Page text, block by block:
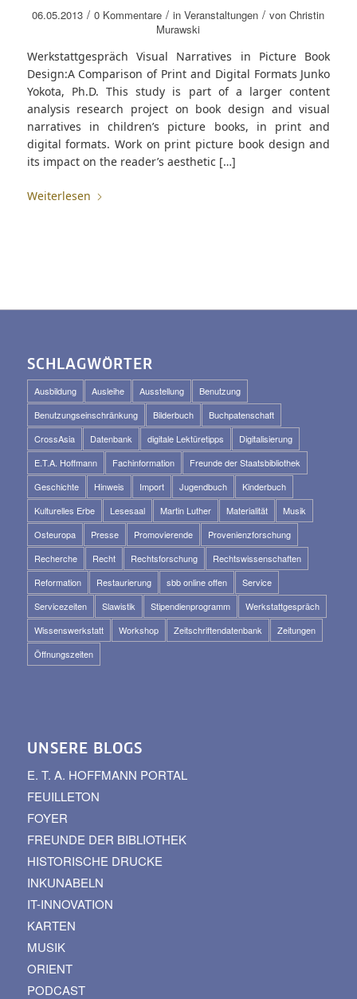
06.05.2013 / 0 Kommentare / inVeranstaltungen / vonChristin
Murawski
Werkstattgespräch Visual Narratives in Picture Book
Design:A Comparison of Print and Digital Formats Junko
Yokota, Ph.D. This study is part of a larger content
analysis research project on book design and visual
narratives in children’s picture books, in print and
digital formats. Work on print picture book design and
its impact on the reader’s aesthetic […]
Weiterlesen
SCHLAGWÖRTER
Ausbildung Ausleihe Ausstellung
Benutzung
Benutzungseinschränkung
Bilderbuch
Buchpatenschaft
CrossAsia
Datenbank digitale Lektüretipps
Digitalisierung
E.T.A. Hoffmann
Fachinformation
Freunde der Staatsbibliothek
Geschichte
Hinweis Import Jugendbuch
Kinderbuch
Kulturelles Erbe
Lesesaal Martin Luther Materialität
Musik
Osteuropa
Presse Promovierende
Provenienzforschung
Recherche
Recht Rechtsforschung
Rechtswissenschaften
Reformation
Restaurierung sbb online offen
Service
Servicezeiten
Slawistik Stipendienprogramm
Werkstattgespräch
Wissenswerkstatt
Workshop Zeitschriftendatenbank
Zeitungen
Öffnungszeiten
UNSERE BLOGS
E. T. A. HOFFMANN PORTAL
FEUILLETON
FOYER
FREUNDE DER BIBLIOTHEK
HISTORISCHE DRUCKE
INKUNABELN
IT-INNOVATION
KARTEN
MUSIK
ORIENT
PODCAST